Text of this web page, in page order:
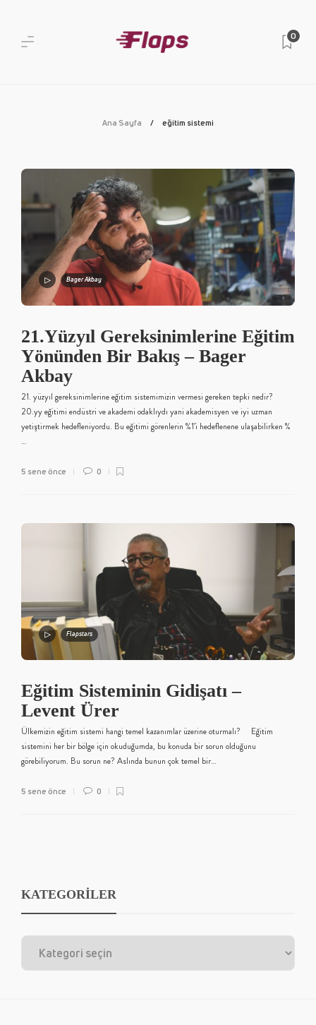
0
Ana Sayfa eğitim sistemi
Bager Akbay
21.Yüzyıl Gereksinimlerine Eğitim
Yönünden Bir Bakış – Bager
Akbay
21. yüzyıl gereksinimlerine eğitim sistemimizin vermesi gereken tepki nedir?
20.yy eğitimi endüstri ve akademi odaklıydı yani akademisyen ve iyi uzman
yetiştirmek hedefleniyordu. Bu eğitimi görenlerin %1’i hedeflenene ulaşabilirken %
…
5 sene önce 0
Flapstars
Eğitim Sisteminin Gidişatı –
Levent Ürer
Ülkemizin eğitim sistemi hangi temel kazanımlar üzerine oturmalı? Eğitim
sistemini her bir bölge için okuduğumda, bu konuda bir sorun olduğunu
görebiliyorum. Bu sorun ne? Aslında bunun çok temel bir…
5 sene önce 0
KATEGORİLER